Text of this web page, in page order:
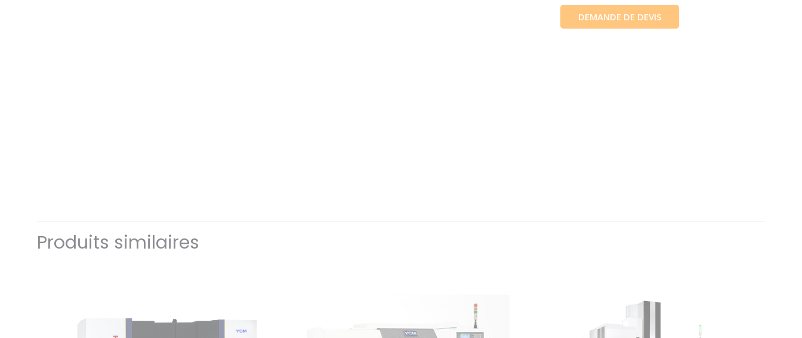
DEMANDE DE DEVIS
Produits similaires